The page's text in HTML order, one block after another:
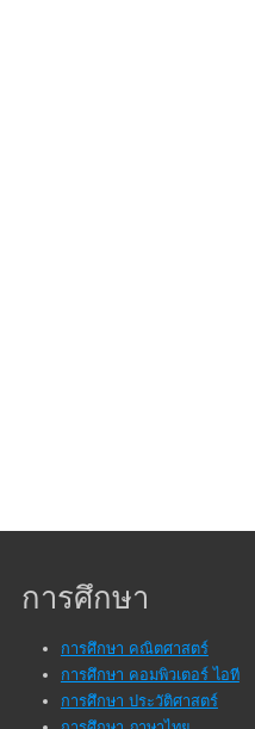
การศึกษา
การศึกษา คณิตศาสตร์
การศึกษา คอมพิวเตอร์ ไอที
การศึกษา ประวัติศาสตร์